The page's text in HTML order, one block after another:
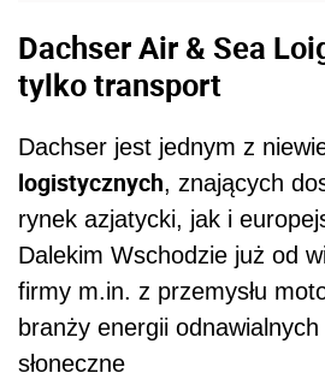
Dachser Air & Sea
tylko transport
Dachser jest jednym z
logistycznych, znających
rynek azjatycki, jak i
Dalekim Wschodzie już od
firmy m.in. z przemysłu
branży energii
słoneczne